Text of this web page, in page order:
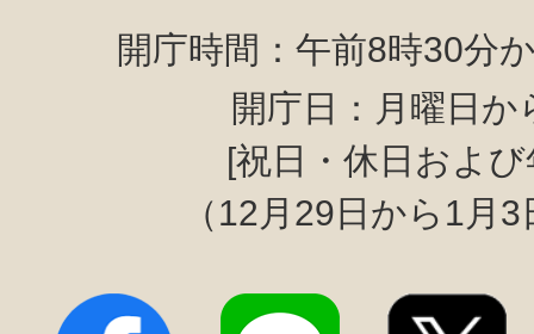
開庁時間：午前8時30分
開庁日：月曜日か
[祝日・休日およ
（12月29日から1月